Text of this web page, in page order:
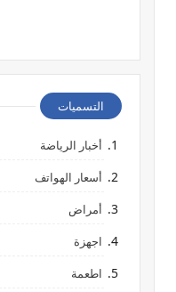
التسميات
أخبار الرياضة
أسعار الهواتف
أمراض
اجهزة
اطعمة